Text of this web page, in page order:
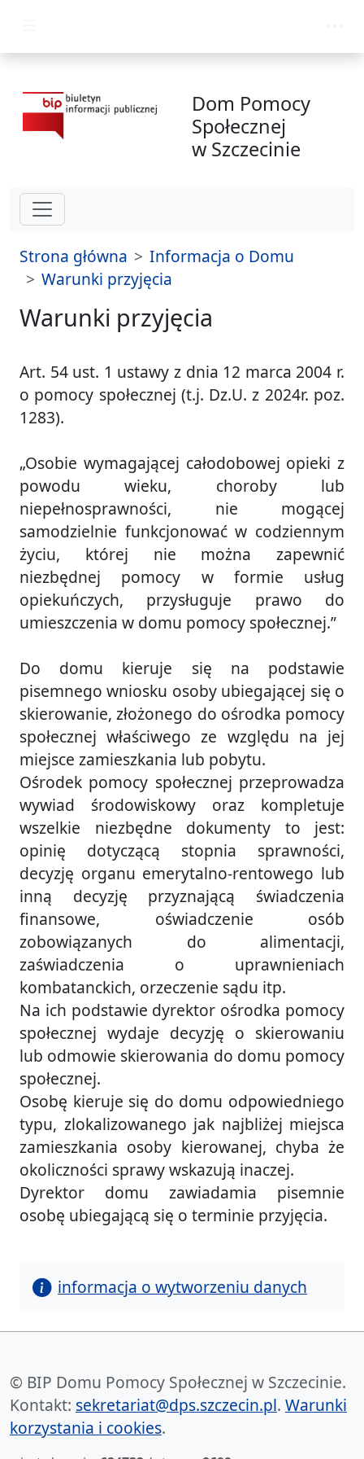
Dom Pomocy
Społecznej
w Szczecinie
Strona główna
Informacja o Domu
Warunki przyjęcia
Warunki przyjęcia
Art. 54 ust. 1 ustawy z dnia 12 marca 2004 r.
o pomocy społecznej (t.j. Dz.U. z 2024r. poz.
1283).
„Osobie wymagającej całodobowej opieki z
powodu wieku, choroby lub
niepełnosprawności, nie mogącej
samodzielnie funkcjonować w codziennym
życiu, której nie można zapewnić
niezbędnej pomocy w formie usług
opiekuńczych, przysługuje prawo do
umieszczenia w domu pomocy społecznej.”
Do domu kieruje się na podstawie
pisemnego wniosku osoby ubiegającej się o
skierowanie, złożonego do ośrodka pomocy
społecznej właściwego ze względu na jej
miejsce zamieszkania lub pobytu.
Ośrodek pomocy społecznej przeprowadza
wywiad środowiskowy oraz kompletuje
wszelkie niezbędne dokumenty to jest:
opinię dotyczącą stopnia sprawności,
decyzję organu emerytalno-rentowego lub
inną decyzję przyznającą świadczenia
finansowe, oświadczenie osób
zobowiązanych do alimentacji,
zaświadczenia o uprawnieniach
kombatanckich, orzeczenie sądu itp.
Na ich podstawie dyrektor ośrodka pomocy
społecznej wydaje decyzję o skierowaniu
lub odmowie skierowania do domu pomocy
społecznej.
Osobę kieruje się do domu odpowiedniego
typu, zlokalizowanego jak najbliżej miejsca
zamieszkania osoby kierowanej, chyba że
okoliczności sprawy wskazują inaczej.
Dyrektor domu zawiadamia pisemnie
osobę ubiegającą się o terminie przyjęcia.
informacja o wytworzeniu danych
© BIP Domu Pomocy Społecznej w Szczecinie.
Kontakt: sekretariat@dps.szczecin.pl. Warunki
korzystania i cookies.